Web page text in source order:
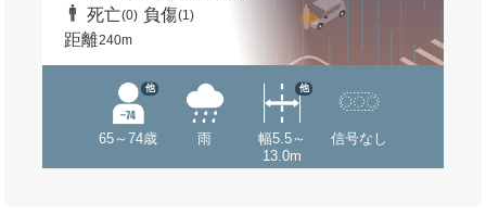
死亡(0) 負傷(1)
距離240m
65～74歳
他
雨
幅5.5～
13.0m
他
信号なし